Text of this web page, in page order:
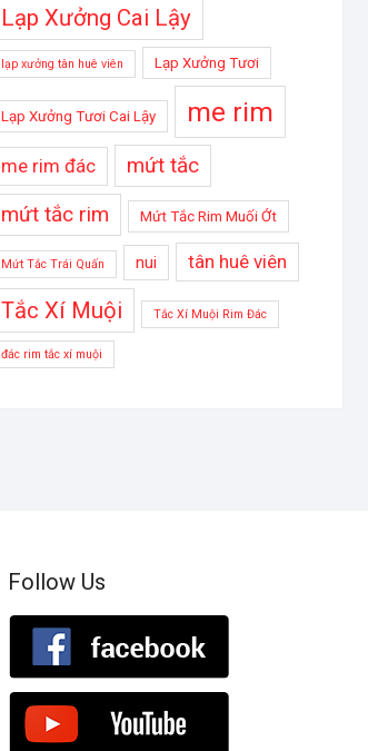
Lạp Xưởng Cai Lậy
lạp xưởng tân huê viên Lạp Xưởng Tươi
Lạp Xưởng Tươi Cai Lậy me rim
me rim đác
mứt tắc
mứt tắc rim
Mứt Tắc Rim Muối Ớt
Mứt Tắc Trái Quấn nui tân huê viên
Tắc Xí Muội Tắc Xí Muội Rim Đác
đác rim tắc xí muội
Follow Us